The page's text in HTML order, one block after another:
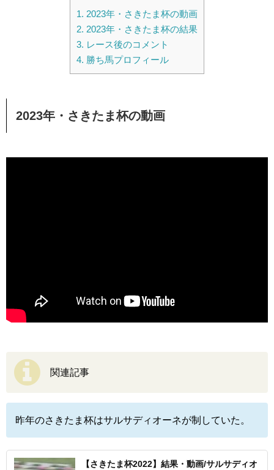
1. 2023年・さきたま杯の動画
2. 2023年・さきたま杯の結果
3. レース後のコメント
4. 勝ち馬プロフィール
2023年・さきたま杯の動画
関連記事
昨年のさきたま杯はサルサディオーネが制していた。
【さきたま杯2022】結果・動画/サルサディオ